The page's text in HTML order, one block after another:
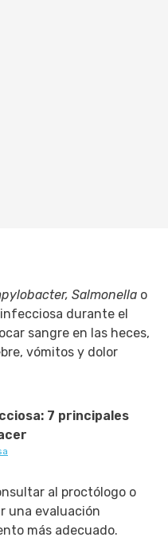
Salmonella o
durante el
sangre en las heces,
vómitos y dolor
7 principales
al proctólogo o
una evaluación
más adecuado.